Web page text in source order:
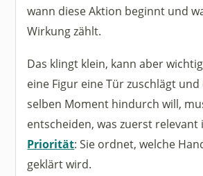
wann diese Aktion beginnt und
Wirkung zählt.
Das klingt klein, kann aber
eine Figur eine Tür zuschlägt
selben Moment hindurch will,
entscheiden, was zuerst relevant
Priorität: Sie ordnet, welche
geklärt wird.